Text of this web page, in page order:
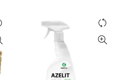
varijanti.